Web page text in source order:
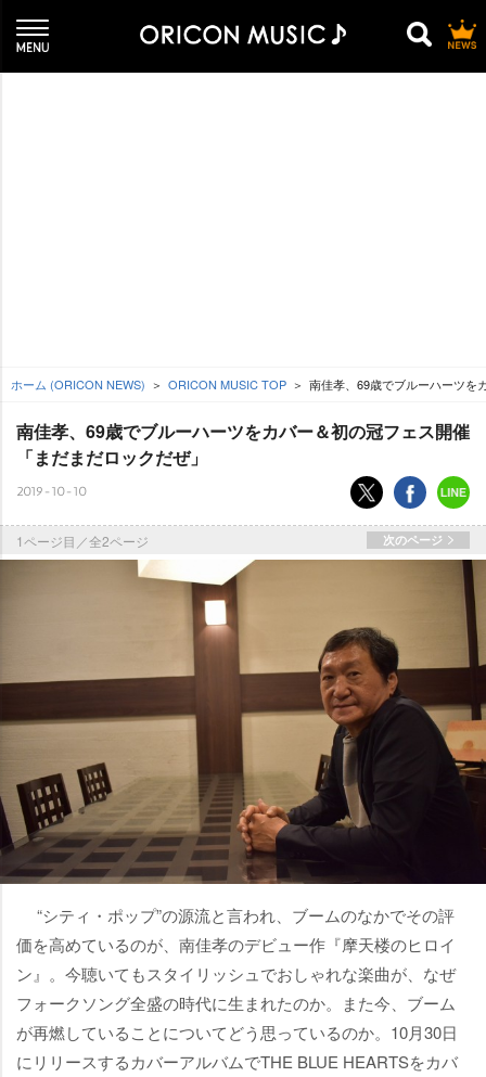
ホーム (ORICON NEWS) ORICON MUSIC TOP 南佳孝、69歳でブルーハーツを
南佳孝、69歳でブルーハーツをカバー＆初の冠フェス開催
「まだまだロックだぜ」
2019-10-10
1ページ目／全2ページ 次のページ
“シティ・ポップ”の源流と言われ、ブームのなかでその評
価を高めているのが、南佳孝のデビュー作『摩天楼のヒロイ
ン』。今聴いてもスタイリッシュでおしゃれな楽曲が、なぜ
フォークソング全盛の時代に生まれたのか。また今、ブーム
が再燃していることについてどう思っているのか。10月30日
にリリースするカバーアルバムでTHE BLUE HEARTSをカバ